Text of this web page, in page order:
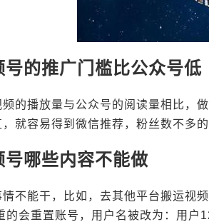
号的推广门槛比公众号低
频的播放量与公众号的阅读量相比，
就容易得到微信推荐，粉丝数不多
号哪些内容不能做
不能干，比如，去其他平台搬运视
的会重置账号，用户名被改为：用户